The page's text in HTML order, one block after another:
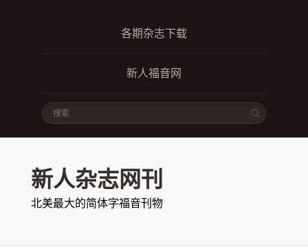
各期杂志下载
新人福音网
新人杂志网刊
北美最大的简体字福音刊物